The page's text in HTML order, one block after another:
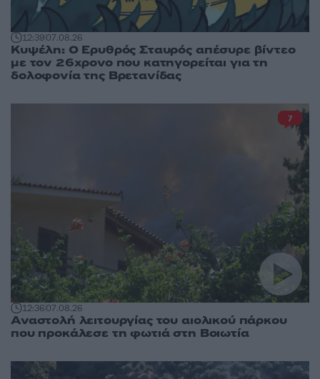
12:3907.08.26
Κυψέλη: Ο Ερυθρός Σταυρός απέσυρε βίντεο
με τον 26χρονο που κατηγορείται για τη
δολοφονία της Βρετανίδας
12:3607.08.26
Αναστολή λειτουργίας του αιολικού πάρκου
που προκάλεσε τη φωτιά στη Βοιωτία
7